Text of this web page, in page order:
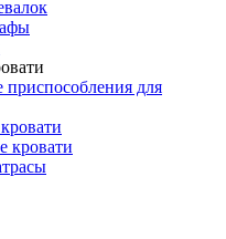
для
кровати